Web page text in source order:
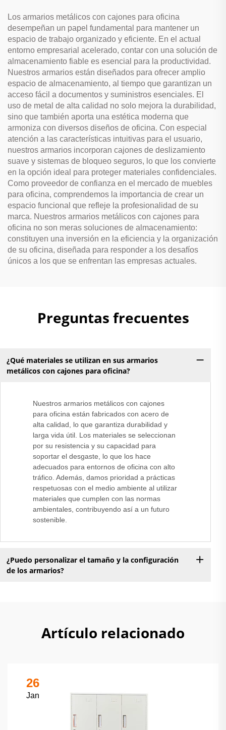
Los armarios metálicos con cajones para oficina
desempeñan un papel fundamental para mantener un
espacio de trabajo organizado y eficiente. En el actual
entorno empresarial acelerado, contar con una solución de
almacenamiento fiable es esencial para la productividad.
Nuestros armarios están diseñados para ofrecer amplio
espacio de almacenamiento, al tiempo que garantizan un
acceso fácil a documentos y suministros esenciales. El
uso de metal de alta calidad no solo mejora la durabilidad,
sino que también aporta una estética moderna que
armoniza con diversos diseños de oficina. Con especial
atención a las características intuitivas para el usuario,
nuestros armarios incorporan cajones de deslizamiento
suave y sistemas de bloqueo seguros, lo que los convierte
en la opción ideal para proteger materiales confidenciales.
Como proveedor de confianza en el mercado de muebles
para oficina, comprendemos la importancia de crear un
espacio funcional que refleje la profesionalidad de su
marca. Nuestros armarios metálicos con cajones para
oficina no son meras soluciones de almacenamiento:
constituyen una inversión en la eficiencia y la organización
de su oficina, diseñada para responder a los desafíos
únicos a los que se enfrentan las empresas actuales.
Preguntas frecuentes
¿Qué materiales se utilizan en sus armarios
metálicos con cajones para oficina?
Nuestros armarios metálicos con cajones
para oficina están fabricados con acero de
alta calidad, lo que garantiza durabilidad y
larga vida útil. Los materiales se seleccionan
por su resistencia y su capacidad para
soportar el desgaste, lo que los hace
adecuados para entornos de oficina con alto
tráfico. Además, damos prioridad a prácticas
respetuosas con el medio ambiente al utilizar
materiales que cumplen con las normas
ambientales, contribuyendo así a un futuro
sostenible.
¿Puedo personalizar el tamaño y la configuración
de los armarios?
Artículo relacionado
26
Jan